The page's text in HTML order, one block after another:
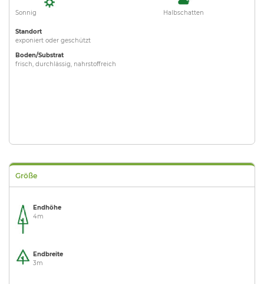
Sonnig Halbschatten
Standort
exponiert oder geschützt
Boden/Substrat
frisch, durchlässig, nahrstoffreich
Größe
Endhöhe
4m
Endbreite
3m